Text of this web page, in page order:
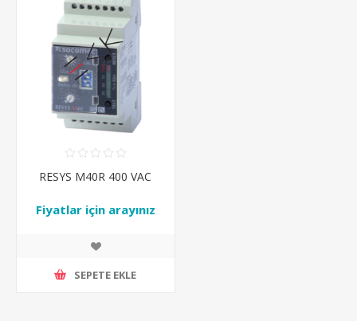
RESYS M40R 400 VAC
Fiyatlar için arayınız
SEPETE EKLE